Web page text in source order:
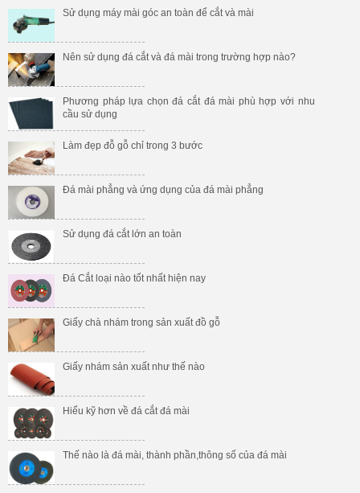
Sử dụng máy mài góc an toàn để cắt và mài
Nên sử dụng đá cắt và đá mài trong trường hợp nào?
Phương pháp lựa chọn đá cắt đá mài phù hợp với nhu
cầu sử dụng
Làm đẹp đỗ gỗ chỉ trong 3 bước
Đá mài phẳng và ứng dụng của đá mài phẳng
Sử dụng đá cắt lớn an toàn
Đá Cắt loại nào tốt nhất hiện nay
Giấy chà nhám trong sản xuất đồ gỗ
Giấy nhám sản xuất như thế nào
Hiểu kỹ hơn về đá cắt đá mài
Thế nào là đá mài, thành phần,thông số của đá mài